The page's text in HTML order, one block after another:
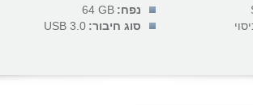
נפח: 64 GB
סוג חיבור: USB 3.0